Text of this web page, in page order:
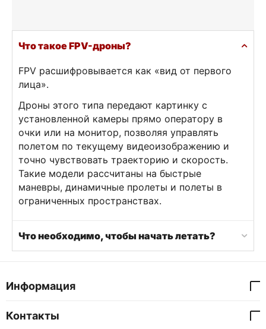
Что такое FPV-дроны?
FPV расшифровывается как «вид от первого
лица».
Дроны этого типа передают картинку с
установленной камеры прямо оператору в
очки или на монитор, позволяя управлять
полетом по текущему видеоизображению и
точно чувствовать траекторию и скорость.
Такие модели рассчитаны на быстрые
маневры, динамичные пролеты и полеты в
ограниченных пространствах.
Что необходимо, чтобы начать летать?
Информация
Контакты